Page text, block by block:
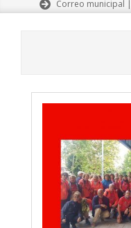
Correo municipal